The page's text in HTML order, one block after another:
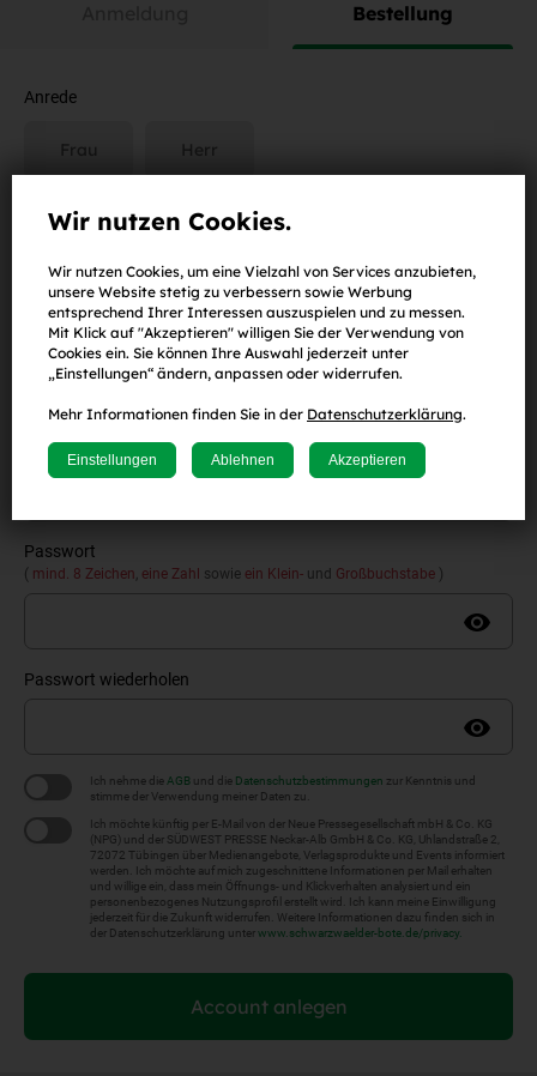
Bestellung
Anrede
Frau Herr
Vorname
Nachname
E-Mail-Adresse
Passwort
( mind. 8 Zeichen, eine Zahl sowie ein Klein- und Großbuchstabe )
Passwort wiederholen
Ich nehme die AGB und die Datenschutzbestimmungen zur Kenntnis und
stimme der Verwendung meiner Daten zu.
Ich möchte künftig per E-Mail von der Neue Pressegesellschaft mbH & Co. KG
(NPG) und der SÜDWEST PRESSE Neckar-Alb GmbH & Co. KG, Uhlandstraße 2,
72072 Tübingen über Medienangebote, Verlagsprodukte und Events informiert
werden. Ich möchte auf mich zugeschnittene Informationen per Mail erhalten
und willige ein, dass mein Öffnungs- und Klickverhalten analysiert und ein
personenbezogenes Nutzungsprofil erstellt wird. Ich kann meine Einwilligung
jederzeit für die Zukunft widerrufen. Weitere Informationen dazu finden sich in
der Datenschutzerklärung unterwww.schwarzwaelder-bote.de/privacy
Account anlegen
Wir nutzen Cookies.
Wir nutzen Cookies, um eine Vielzahl von Services anzubieten,
unsere Website stetig zu verbessern sowie Werbung
entsprechend Ihrer Interessen auszuspielen und zu messen.
Mit Klick auf "Akzeptieren" willigen Sie der Verwendung von
Cookies ein. Sie können Ihre Auswahl jederzeit unter
„Einstellungen“ ändern, anpassen oder widerrufen.
Mehr Informationen finden Sie in der Datenschutzerklärung.
Einstellungen Ablehnen Akzeptieren